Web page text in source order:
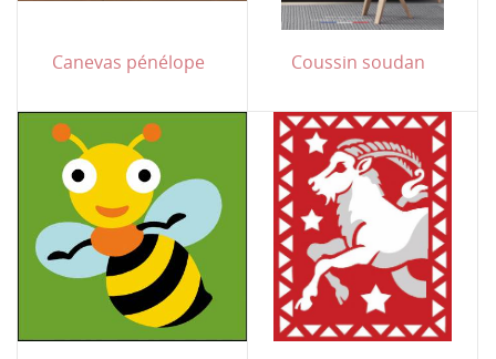
Canevas pénélope Coussin soudan